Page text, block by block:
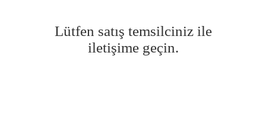
Lütfen satış temsilciniz ile
iletişime geçin.